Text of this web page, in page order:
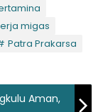
migas
Patra Prakarsa
Aman,